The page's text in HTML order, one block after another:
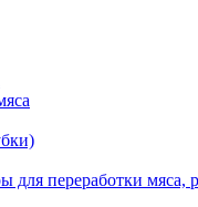
для переработки мяса,